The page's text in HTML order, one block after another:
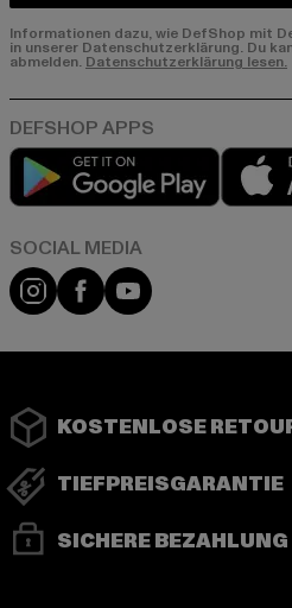
Informationen dazu, wie DefShop mit
in unserer Datenschutzerklärung. Du
abmelden.Datenschutzerklärung lesen.
Play
Instagram
FacebookYouTube
KOSTENLOSE
TIEFPREISGARANTIE
SICHERE BEZAHLUNG